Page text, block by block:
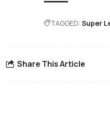
TAGGED: Super
Share This Article